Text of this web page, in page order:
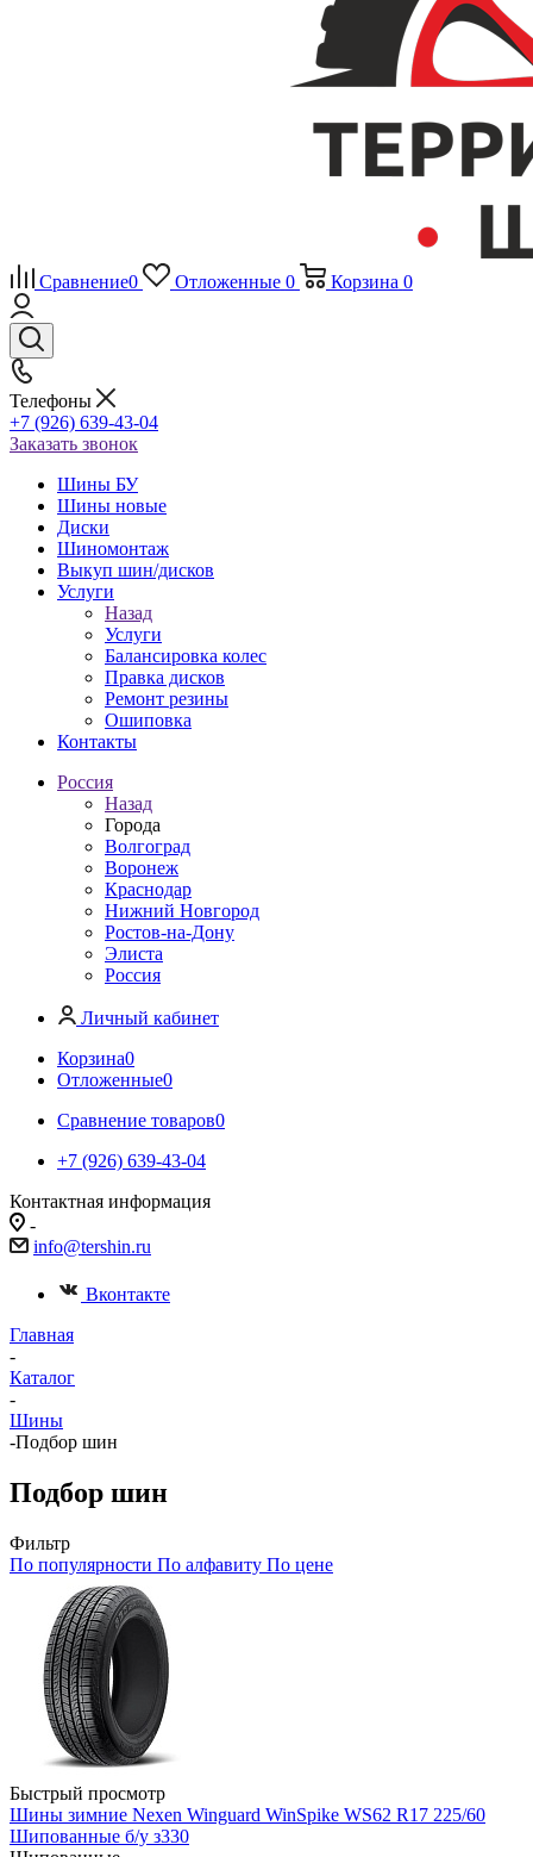
Сравнение0 Отложенные 0 Корзина 0
Телефоны
+7 (926) 639-43-04
Заказать звонок
Шины БУ
Шины новые
Диски
Шиномонтаж
Выкуп шин/дисков
Услуги
Назад
Услуги
Балансировка колес
Правка дисков
Ремонт резины
Ошиповка
Контакты
Россия
Назад
Города
Волгоград
Воронеж
Краснодар
Нижний Новгород
Ростов-на-Дону
Элиста
Россия
Личный кабинет
Корзина0
Отложенные0
Сравнение товаров0
+7 (926) 639-43-04
Контактная информация
-
info@tershin.ru
Вконтакте
Главная
-
Каталог
-
Шины
-Подбор шин
Подбор шин
Фильтр
По популярности По алфавиту По цене
Быстрый просмотр
Шины зимние Nexen Winguard WinSpike WS62 R17 225/60
Шипованные б/у з330